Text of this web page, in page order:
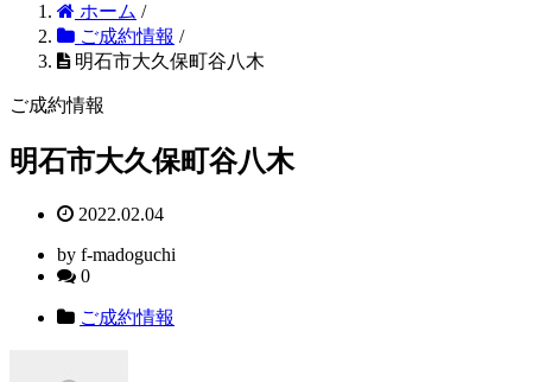
ホーム /
ご成約情報 /
明石市大久保町谷八木
ご成約情報
明石市大久保町谷八木
2022.02.04
by f-madoguchi
0
ご成約情報